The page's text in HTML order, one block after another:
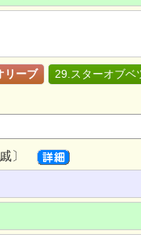
リーブ 29.スターオブベ
戚〕